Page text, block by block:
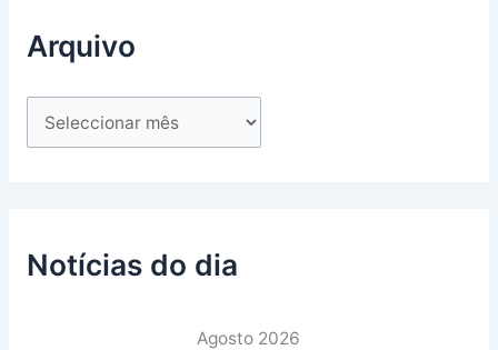
Arquivo
Notícias do dia
Agosto 2026